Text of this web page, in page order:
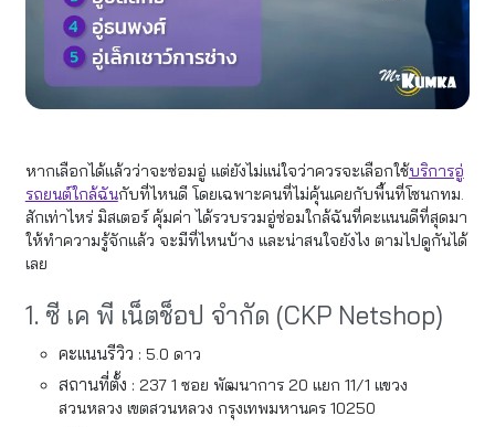
หากเลือกได้แล้วว่าจะซ่อมอู่ แต่ยังไม่แน่ใจว่าควรจะเลือกใช้บริการอู่
รถยนต์ใกล้ฉันกับที่ไหนดี โดยเฉพาะคนที่ไม่คุ้นเคยกับพื้นที่โซนกทม.
สักเท่าไหร่ มิสเตอร์ คุ้มค่า ได้รวบรวมอู่ซ่อมใกล้ฉันที่คะแนนดีที่สุดมา
ให้ทำความรู้จักแล้ว จะมีที่ไหนบ้าง และน่าสนใจยังไง ตามไปดูกันได้
เลย
1. ซี เค พี เน็ตช็อป จำกัด (CKP Netshop)
คะแนนรีวิว :5.0 ดาว
สถานที่ตั้ง :237 1 ซอย พัฒนาการ 20 แยก 11/1 แขวง
สวนหลวง เขตสวนหลวง กรุงเทพมหานคร 10250